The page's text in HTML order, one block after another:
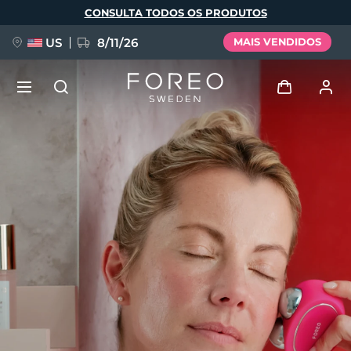
principal
CONSULTA TODOS OS PRODUTOS
US 8/11/26 MAIS VENDIDOS
Perfil de usuário
Meus aparelhos
Meus pedidos
Meus endereços
As minhas subscrições
FAQ™ Pure Beauty-Tech Elixir
BREAKING NEWS
issa™ Teeth Whitening Set
Deutsch
Español
Italiano
Português
Svenska
Русский
简体中文 繁體中文